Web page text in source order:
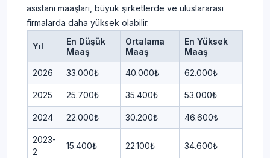
asistanı maaşları, büyük şirketlerde ve uluslararası
firmalarda daha yüksek olabilir.
Yıl
En Düşük
Maaş
Ortalama
Maaş
En Yüksek
Maaş
2026 33.000₺ 40.000₺ 62.000₺
2025 25.700₺ 35.400₺ 53.000₺
2024 22.000₺ 30.200₺ 46.600₺
2023-
2
15.400₺ 22.100₺ 34.600₺